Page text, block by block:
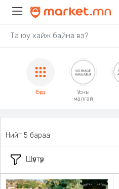
Бүгд
Усны
малгай
Шүүлтүүр
Нийт 5 бараа